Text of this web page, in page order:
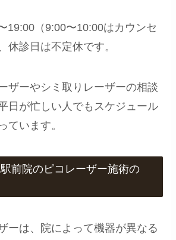
19:00（9:00〜10:00はカウンセ
休診日は不定休です。
ザーやシミ取りレーザーの相談
日が忙しい人でもスケジュール
ています。
前院のピコレーザー施術の
ーは、院によって機器が異なる